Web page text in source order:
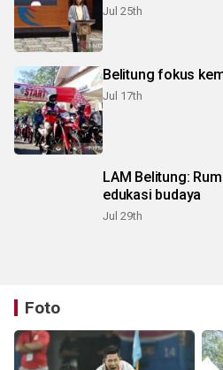
Jul 25th
Belitung fokus
Jul 17th
LAM Belitung:
edukasi budaya
Jul 29th
Foto